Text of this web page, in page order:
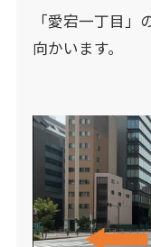
「愛宕一丁目
向かいます。